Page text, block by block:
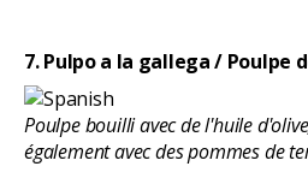
7. Pulpo a la gallega / Poulpe
Poulpe bouilli avec de l'huile
également avec des pommes de